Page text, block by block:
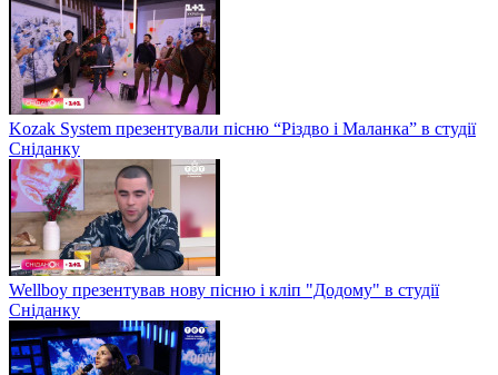
Kozak System презентували пісню “Різдво і Маланка” в студії
Сніданку
Wellboy презентував нову пісню і кліп "Додому" в студії
Сніданку